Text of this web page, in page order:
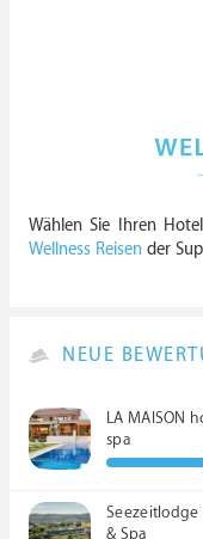
Wählen Sie Ihren
Wellness Reisen der
NEUE
LA MAISON
spa
Seezeitlodge
& Spa